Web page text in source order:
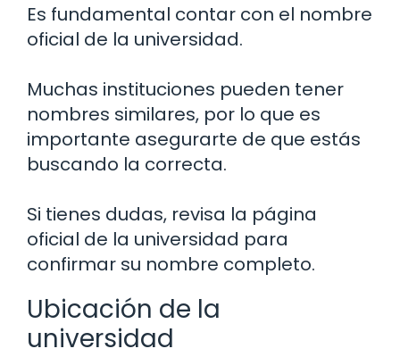
Es fundamental contar con el nombre
oficial de la universidad.
Muchas instituciones pueden tener
nombres similares, por lo que es
importante asegurarte de que estás
buscando la correcta.
Si tienes dudas, revisa la página
oficial de la universidad para
confirmar su nombre completo.
Ubicación de la
universidad